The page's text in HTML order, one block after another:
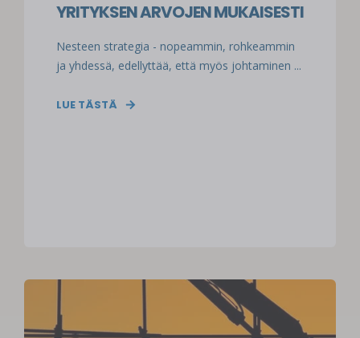
YRITYKSEN ARVOJEN MUKAISESTI
Nesteen strategia - nopeammin, rohkeammin
ja yhdessä, edellyttää, että myös johtaminen ...
LUE TÄSTÄ